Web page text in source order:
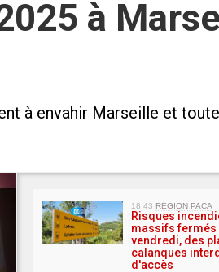
à
à envahir Marseille et
18:43 RÉGION PACA
Risques
massifs fermés
vendredi, des
calanques
d'accès